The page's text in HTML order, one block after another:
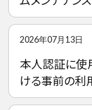
2026年07月13日
本人認証に使
ける事前の利